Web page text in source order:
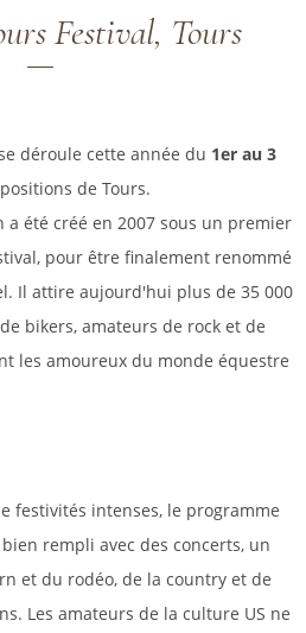
Festival, Tours
déroule cette année du 1er au 3
de Tours.
a été créé en 2007 sous un premier
pour être finalement renommé
Il attire aujourd'hui plus de 35 000
bikers, amateurs de rock et de
les amoureux du monde équestre
festivités intenses, le programme
rempli avec des concerts, un
et du rodéo, de la country et de
Les amateurs de la culture US ne